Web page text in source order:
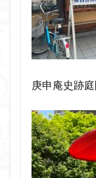
庚申庵史跡